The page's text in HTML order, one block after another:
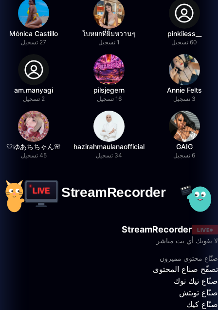
60 تسجيل
ใบหยกที่ยิ้มหวานๆ
1 تسجيل
Mónica Castillo
27 تسجيل
Annie Felts
3 تسجيل
pilsjegern
16 تسجيل
am.manyagi
2 تسجيل
GAIG
6 تسجيل
hazirahmaulanaofficial
34 تسجيل
🌸ゆあちちゃん🤍
45 تسجيل
LIVE
StreamRecorder
لا يفوتك أي بث مباشر
صنّاع محتوى مميزون
تصفّح صناع المحتوى
صنّاع تيك توك
صنّاع تويتش
صنّاع كيك